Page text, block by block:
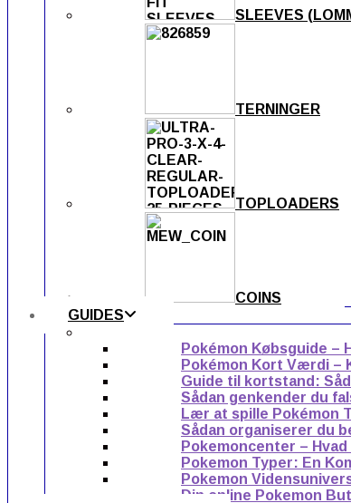
SLEEVES
TERNINGER
TOPLOADERS
COINS
GUIDES
Pokémon Købsguide –
Pokémon Kort Værdi –
Guide til kortstand:
Sådan genkender du
Lær at spille Pokémon
Sådan organiserer du
Pokemoncenter –
Pokemon Typer: En
Pokemon
Din online Pokemon